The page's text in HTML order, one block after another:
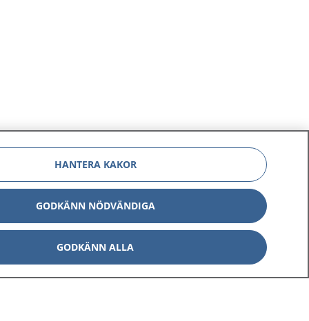
HANTERA KAKOR
GODKÄNN NÖDVÄNDIGA
GODKÄNN ALLA